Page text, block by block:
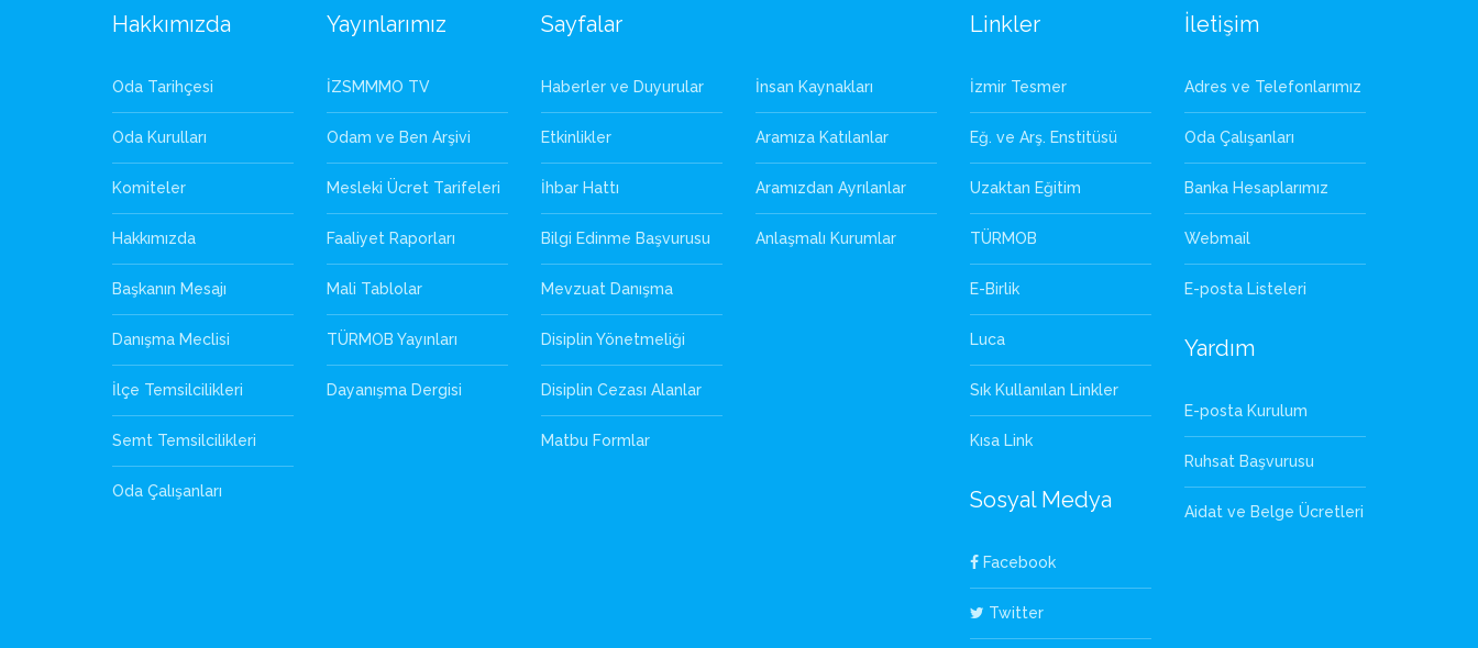
Hakkımızda
Oda Tarihçesi
Oda Kurulları
Komiteler
Hakkımızda
Başkanın Mesajı
Danışma Meclisi
İlçe Temsilcilikleri
Semt Temsilcilikleri
Oda Çalışanları
Yayınlarımız
İZSMMMO TV
Odam ve Ben Arşivi
Mesleki Ücret Tarifeleri
Faaliyet Raporları
Mali Tablolar
TÜRMOB Yayınları
Dayanışma Dergisi
Sayfalar
Haberler ve Duyurular
Etkinlikler
İhbar Hattı
Bilgi Edinme Başvurusu
Mevzuat Danışma
Disiplin Yönetmeliği
Disiplin Cezası Alanlar
Matbu Formlar
İnsan Kaynakları
Aramıza Katılanlar
Aramızdan Ayrılanlar
Anlaşmalı Kurumlar
Linkler
İzmir Tesmer
Eğ. ve Arş. Enstitüsü
Uzaktan Eğitim
TÜRMOB
E-Birlik
Luca
Sık Kullanılan Linkler
Kısa Link
Sosyal Medya
Facebook
Twitter
İletişim
Adres ve Telefonlarımız
Oda Çalışanları
Banka Hesaplarımız
Webmail
E-posta Listeleri
Yardım
E-posta Kurulum
Ruhsat Başvurusu
Aidat ve Belge Ücretleri